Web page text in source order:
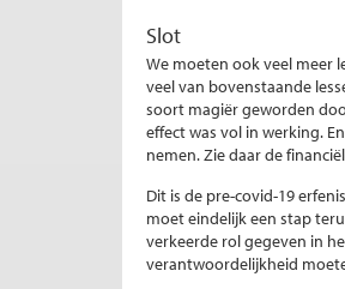
Slot
We moeten ook veel meer
veel van bovenstaande
soort magiër geworden
effect was vol in werking.
nemen. Zie daar de
Dit is de pre-covid-19
moet eindelijk een stap
verkeerde rol gegeven in
verantwoordelijkheid